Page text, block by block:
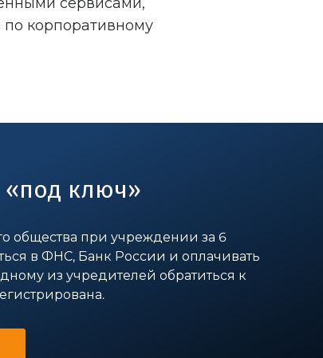
по корпоративному
«под ключ»
общества при учреждении за 6
в ФНС, Банк России и оплачивать
из учредителей обратиться к